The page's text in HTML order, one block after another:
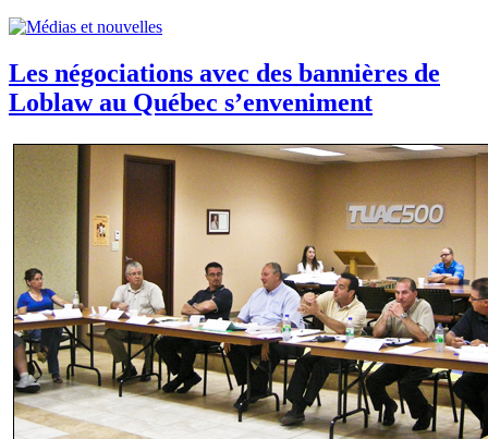
Les négociations avec des bannières de
Loblaw au Québec s’enveniment